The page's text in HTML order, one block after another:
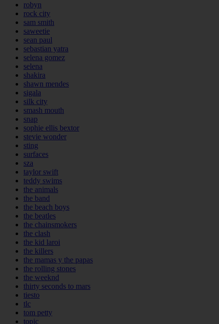
robyn
rock city
sam smith
saweetie
sean paul
sebastian yatra
selena gomez
selena
shakira
shawn mendes
sigala
silk city
smash mouth
snap
sophie ellis bextor
stevie wonder
sting
surfaces
sza
taylor swift
teddy swims
the animals
the band
the beach boys
the beatles
the chainsmokers
the clash
the kid laroi
the killers
the mamas y the papas
the rolling stones
the weeknd
thirty seconds to mars
tiesto
tlc
tom petty
topic